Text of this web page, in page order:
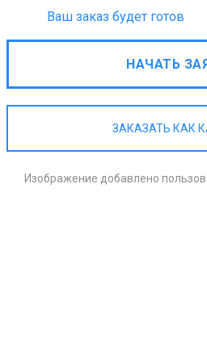
Ваш заказ будет готов
НАЧАТЬ
ЗАКАЗАТЬ КАК
Изображение добавлено